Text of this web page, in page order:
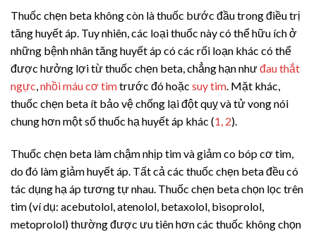
Thuốc chẹn beta không còn là thuốc bước đầu trong điều trị
tăng huyết áp. Tuy nhiên, các loại thuốc này có thể hữu ích ở
những bệnh nhân tăng huyết áp có các rối loạn khác có thể
được hưởng lợi từ thuốc chẹn beta, chẳng hạn nhưđau thắt
ngực,nhồi máu cơ timtrước đó hoặc suy tim. Mặt khác,
thuốc chẹn beta ít bảo vệ chống lại đột quỵ và tử vong nói
chung hơn một số thuốc hạ huyết áp khác (1, 2).
Thuốc chẹn beta làm chậm nhịp tim và giảm co bóp cơ tim,
do đó làm giảm huyết áp. Tất cả các thuốc chẹn beta đều có
tác dụng hạ áp tương tự nhau. Thuốc chẹn beta chọn lọc trên
tim (ví dụ: acebutolol, atenolol, betaxolol, bisoprolol,
metoprolol) thường được ưu tiên hơn các thuốc không chọn